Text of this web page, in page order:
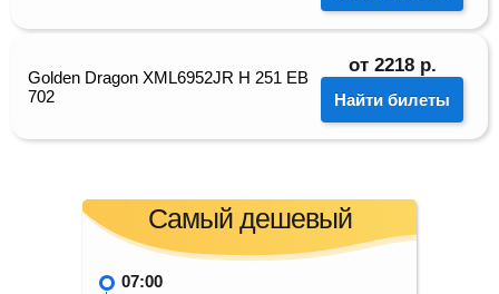
Golden Dragon XML6952JR Н 251 ЕВ
702
от 2218 р.
Найти билеты
Самый дешевый
07:00